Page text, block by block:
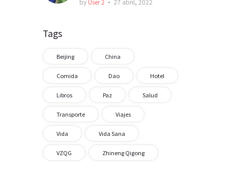
by User 2 27 abril, 2022
Tags
Beijing China
Comida Dao Hotel
Libros Paz Salud
Transporte Viajes
Vida Vida Sana
VZQG Zhineng Qigong